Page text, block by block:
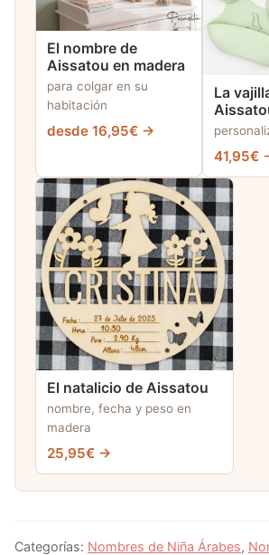
El nombre de
Aissatou en madera
para colgar en su
habitación
desde 16,95€ →
La
41,95€
El natalicio de Aissatou
nombre, fecha y peso en
madera
25,95€ →
Categorías: Nombres de Niña Árabes,